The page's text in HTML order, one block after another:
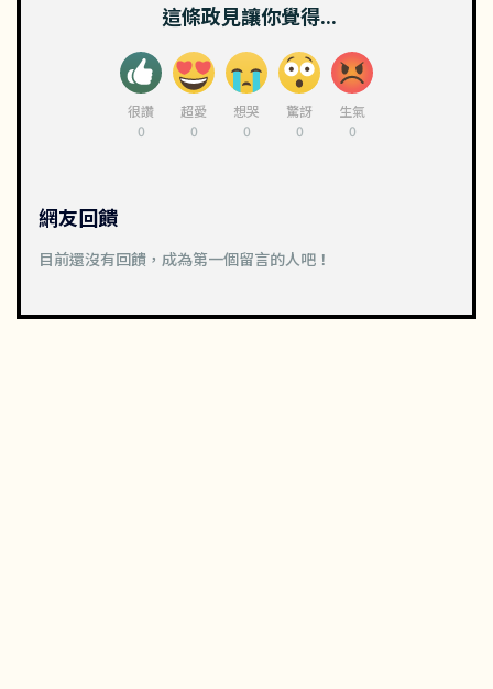
這條政見讓你覺得...
很讚
0
超愛
0
想哭
0
驚訝
0
生氣
0
網友回饋
目前還沒有回饋，成為第一個留言的人吧！